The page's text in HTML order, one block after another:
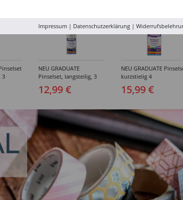
3
NEU GRADUATE
Pinselset, langsteilig, 3
12,99 €
NEU GRADUATE
kurzstielig 4
15,99 €
Impressum| Datenschutzerklärung|